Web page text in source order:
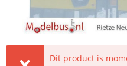
Dit product is